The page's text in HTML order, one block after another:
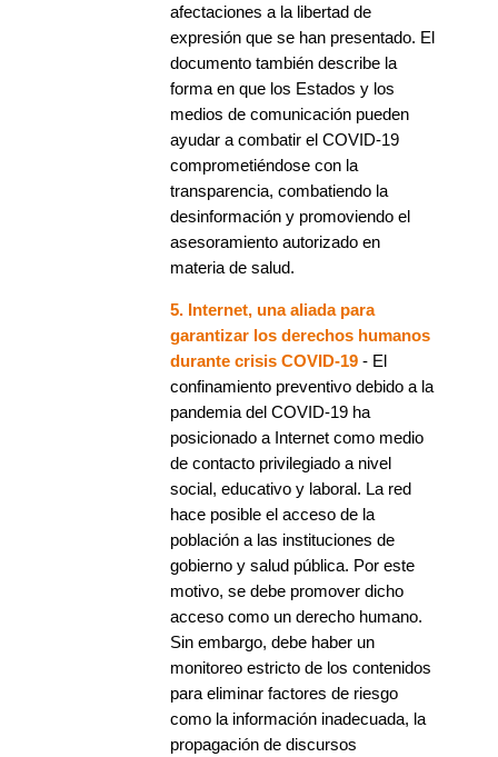
afectaciones a la libertad de
expresión que se han presentado. El
documento también describe la
forma en que los Estados y los
medios de comunicación pueden
ayudar a combatir el COVID-19
comprometiéndose con la
transparencia, combatiendo la
desinformación y promoviendo el
asesoramiento autorizado en
materia de salud.
5. Internet, una aliada para
garantizar los derechos humanos
durante crisis COVID-19 - El
confinamiento preventivo debido a la
pandemia del COVID-19 ha
posicionado a Internet como medio
de contacto privilegiado a nivel
social, educativo y laboral. La red
hace posible el acceso de la
población a las instituciones de
gobierno y salud pública. Por este
motivo, se debe promover dicho
acceso como un derecho humano.
Sin embargo, debe haber un
monitoreo estricto de los contenidos
para eliminar factores de riesgo
como la información inadecuada, la
propagación de discursos